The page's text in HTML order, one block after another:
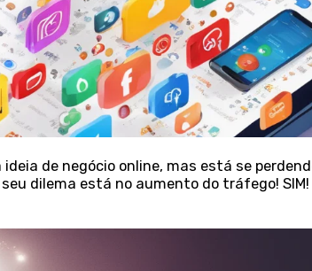
de negócio online, mas está se
dilema está no aumento do tráfego!